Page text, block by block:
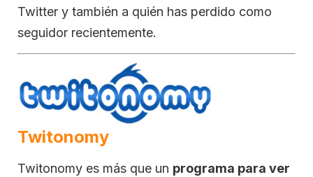
Twitter y también a quién has perdido como
seguidor recientemente.
Twitonomy
Twitonomy es más que un programa para ver